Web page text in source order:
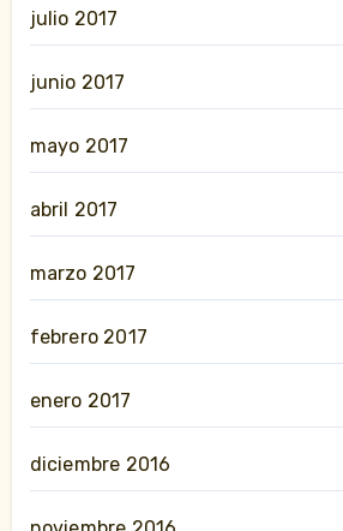
julio 2017
junio 2017
mayo 2017
abril 2017
marzo 2017
febrero 2017
enero 2017
diciembre 2016